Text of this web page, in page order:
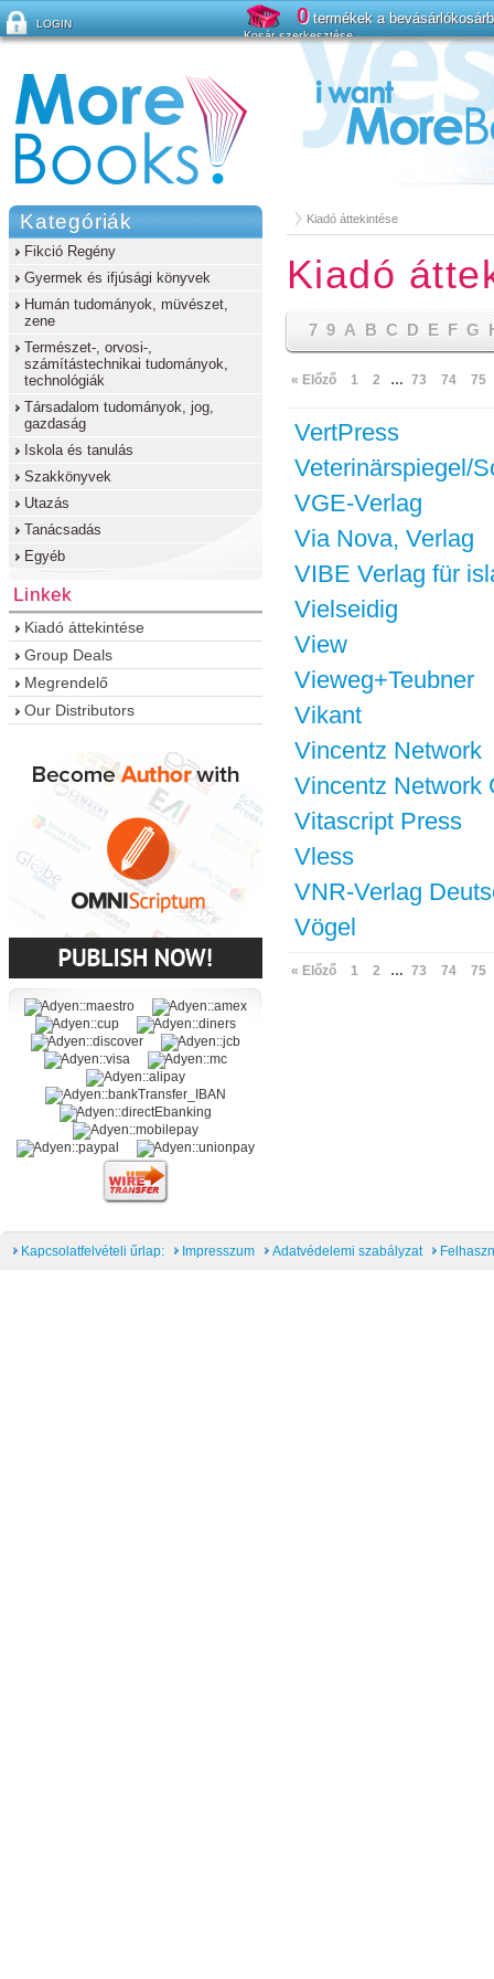
Kiadó áttekintése
Kiadó
7 9 A B C D E F G
« Előző 1 2 … 73 74 75
VertPress
Veterinärspiegel/
VGE-Verlag
Via Nova, Verlag
VIBE Verlag für
Vielseidig
View
Vieweg+Teubner
Vikant
Vincentz Network
Vincentz Network
Vitascript Press
Vless
VNR-Verlag
Vögel
« Előző 1 2 … 73 74 75
Kategóriák
Fikció Regény
Gyermek és ifjúsági könyvek
Humán tudományok, müvészet,
zene
Természet-, orvosi-,
számítástechnikai tudományok,
technológiák
Társadalom tudományok, jog,
gazdaság
Iskola és tanulás
Szakkönyvek
Utazás
Tanácsadás
Egyéb
Linkek
Kiadó áttekintése
Group Deals
Megrendelő
Our Distributors
Kapcsolatfelvételi űrlap: Impresszum Adatvédelemi szabályzat
LOGIN
Elfelejtette a jelszavát?
0termékek a
Kosár szerkesztése